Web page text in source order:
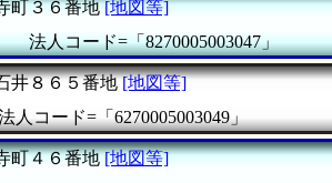
町３６番地 [地図等]
法人コード=「8270005003047」
井８６５番地 [地図等]
人コード=「6270005003049」
町４６番地 [地図等]